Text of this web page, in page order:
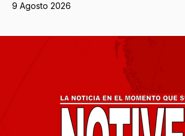
9 Agosto 2026